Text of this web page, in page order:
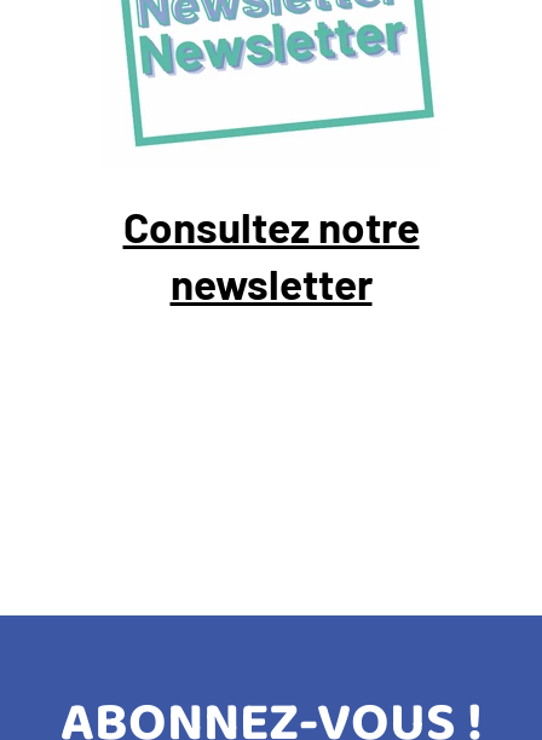
Consultez notre
newsletter